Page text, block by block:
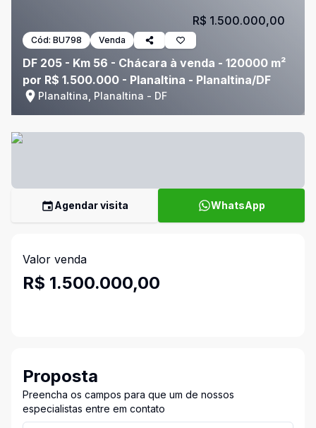
Cód: BU798 Venda
DF 205 - Km 56 - Chácara à venda - 120000 m²
por R$ 1.500.000 - Planaltina - Planaltina/DF
Planaltina, Planaltina - DF
R$ 1.500.000,00
Agendar visita WhatsApp
Valor venda
R$ 1.500.000,00
Proposta
Preencha os campos para que um de nossos
especialistas entre em contato